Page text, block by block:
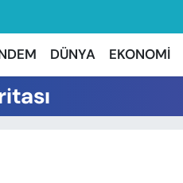
DÜNYA EKONOMİ